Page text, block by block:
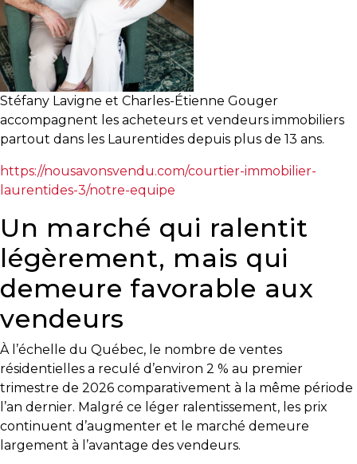
ligne
Avec
un
courtier
immobilier,
vous
êtes
bien
protégé!
courtier
immobilier
:
votre
vers
la
tranquillité
d’esprit
de
Stéfany Lavigne et Charles-Étienne Gouger
accompagnent les acheteurs et vendeurs immobiliers
partout dans les Laurentides depuis plus de 13 ans.
https://nousavonsvendu.com/courtier-immobilier-
laurentides-3/notre-equipe
Un marché qui ralentit
légèrement, mais qui
demeure favorable aux
vendeurs
À l’échelle du Québec, le nombre de ventes
résidentielles a reculé d’environ 2 % au premier
trimestre de 2026 comparativement à la même période
l’an dernier. Malgré ce léger ralentissement, les prix
continuent d’augmenter et le marché demeure
largement à l’avantage des vendeurs.